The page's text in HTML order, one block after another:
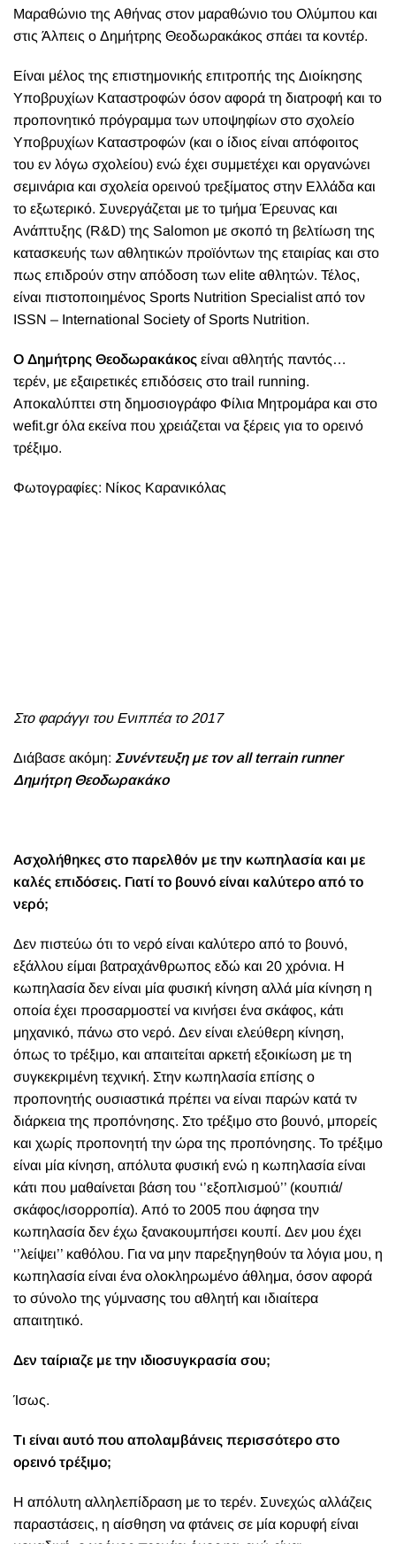
Μαραθώνιο της Αθήνας στον μαραθώνιο του Ολύμπου και
στις Άλπεις ο Δημήτρης Θεοδωρακάκος σπάει τα κοντέρ.
Είναι μέλος της επιστημονικής επιτροπής της Διοίκησης
Υποβρυχίων Καταστροφών όσον αφορά τη διατροφή και το
προπονητικό πρόγραμμα των υποψηφίων στο σχολείο
Υποβρυχίων Καταστροφών (και ο ίδιος είναι απόφοιτος
του εν λόγω σχολείου) ενώ έχει συμμετέχει και οργανώνει
σεμινάρια και σχολεία ορεινού τρεξίματος στην Ελλάδα και
το εξωτερικό. Συνεργάζεται με το τμήμα Έρευνας και
Ανάπτυξης (R&D) της Salomon με σκοπό τη βελτίωση της
κατασκευής των αθλητικών προϊόντων της εταιρίας και στο
πως επιδρούν στην απόδοση των elite αθλητών. Τέλος,
είναι πιστοποιημένος Sports Nutrition Specialist από τον
ISSN – International Society of Sports Nutrition.
O Δημήτρης Θεοδωρακάκος είναι αθλητής παντός…
τερέν, με εξαιρετικές επιδόσεις στο trail running.
Αποκαλύπτει στη δημοσιογράφο Φίλια Μητρομάρα και στο
wefit.gr όλα εκείνα που χρειάζεται να ξέρεις για το ορεινό
τρέξιμο.
Φωτογραφίες: Νίκος Καρανικόλας
Στο φαράγγι του Ενιππέα το 2017
Διάβασε ακόμη: Συνέντευξη με τον all terrain runner
Δημήτρη Θεοδωρακάκο
Ασχολήθηκες στο παρελθόν με την κωπηλασία και με
καλές επιδόσεις. Γιατί το βουνό είναι καλύτερο από το
νερό;
Δεν πιστεύω ότι το νερό είναι καλύτερο από το βουνό,
εξάλλου είμαι βατραχάνθρωπος εδώ και 20 χρόνια. Η
κωπηλασία δεν είναι μία φυσική κίνηση αλλά μία κίνηση η
οποία έχει προσαρμοστεί να κινήσει ένα σκάφος, κάτι
μηχανικό, πάνω στο νερό. Δεν είναι ελεύθερη κίνηση,
όπως το τρέξιμο, και απαιτείται αρκετή εξοικίωση με τη
συγκεκριμένη τεχνική. Στην κωπηλασία επίσης ο
προπονητής ουσιαστικά πρέπει να είναι παρών κατά τν
διάρκεια της προπόνησης. Στο τρέξιμο στο βουνό, μπορείς
και χωρίς προπονητή την ώρα της προπόνησης. Το τρέξιμο
είναι μία κίνηση, απόλυτα φυσική ενώ η κωπηλασία είναι
κάτι που μαθαίνεται βάση του ‘’εξοπλισμού’’ (κουπιά/
σκάφος/ισορροπία). Από το 2005 που άφησα την
κωπηλασία δεν έχω ξανακουμπήσει κουπί. Δεν μου έχει
‘’λείψει’’ καθόλου. Για να μην παρεξηγηθούν τα λόγια μου, η
κωπηλασία είναι ένα ολοκληρωμένο άθλημα, όσον αφορά
το σύνολο της γύμνασης του αθλητή και ιδιαίτερα
απαιτητικό.
Δεν ταίριαζε με την ιδιοσυγκρασία σου;
Ίσως.
Tι είναι αυτό που απολαμβάνεις περισσότερο στο
ορεινό τρέξιμο;
Η απόλυτη αλληλεπίδραση με το τερέν. Συνεχώς αλλάζεις
παραστάσεις, η αίσθηση να φτάνεις σε μία κορυφή είναι